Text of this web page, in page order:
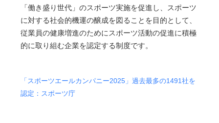
「働き盛り世代」のスポーツ実施を促進し、スポーツ
に対する社会的機運の醸成を図ることを目的として、
従業員の健康増進のためにスポーツ活動の促進に積極
的に取り組む企業を認定する制度です。
「スポーツエールカンパニー2025」過去最多の1491社を
認定：スポーツ庁